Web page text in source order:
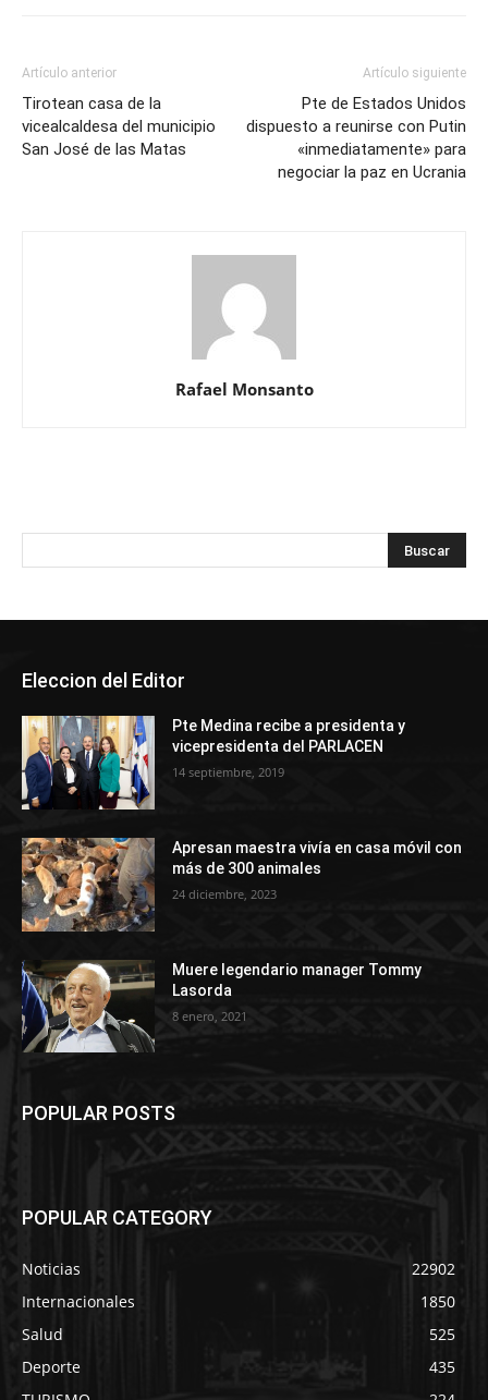
Artículo anterior
Tirotean casa de la
vicealcaldesa del municipio
San José de las Matas
Artículo siguiente
Pte de Estados Unidos
dispuesto a reunirse con Putin
«inmediatamente» para
negociar la paz en Ucrania
Rafael Monsanto
Eleccion del Editor
Pte Medina recibe a presidenta y
vicepresidenta del PARLACEN
14 septiembre, 2019
Apresan maestra vivía en casa móvil con
más de 300 animales
24 diciembre, 2023
Muere legendario manager Tommy
Lasorda
8 enero, 2021
POPULAR POSTS
POPULAR CATEGORY
Noticias
22902
Internacionales
1850
Salud
525
Deporte
435